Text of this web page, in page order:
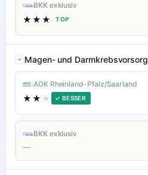
BKK exklusiv
★★★ TOP
Magen- und
AOK Rheinland-Pfalz/Saarland
★★ ★ ✓ BESSER
BKK exklusiv
—